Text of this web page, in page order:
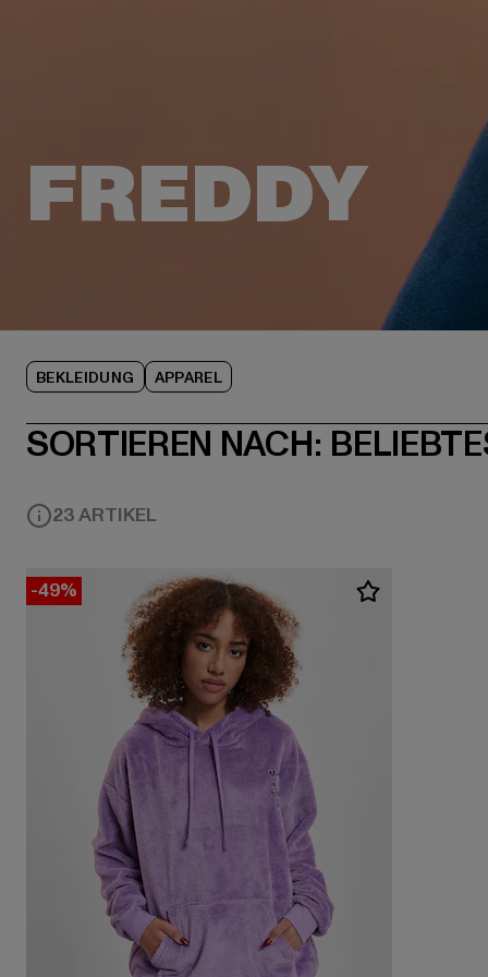
BEKLEIDUNG APPAREL
SORTIEREN NACH:
23 ARTIKEL
-49%